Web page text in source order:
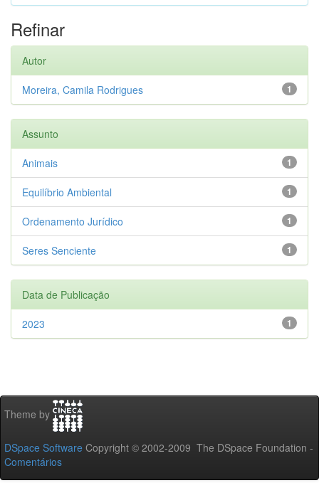
Refinar
Autor
1
Moreira, Camila Rodrigues
Assunto
1
Animais
1
Equilíbrio Ambiental
1
Ordenamento Jurídico
1
Seres Senciente
Data de Publicação
1
2023
Theme by
DSpace Software Copyright © 2002-2009 The DSpace Foundation -
Comentários